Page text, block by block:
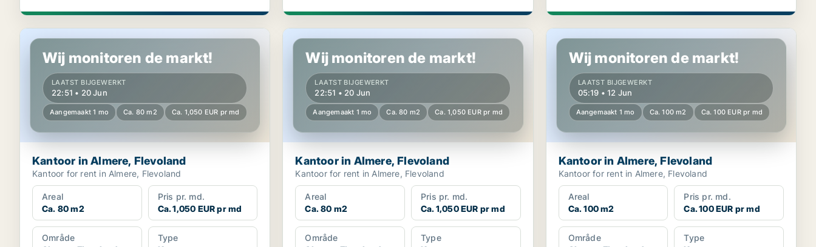
Kantoor in Almere, Flevoland
Wij monitoren de markt!
LAATST BIJGEWERKT
22:51 • 20 Jun
Aangemaakt 1 mo Ca. 80 m2 Ca. 1,050 EUR pr md
Kantoor in Almere, Flevoland
Kantoor for rent in Almere, Flevoland
Areal
Ca. 80 m2
Pris pr. md.
Ca. 1,050 EUR pr md
Område
Type
Kantoor in Almere, Flevoland
Wij monitoren de markt!
LAATST BIJGEWERKT
22:51 • 20 Jun
Aangemaakt 1 mo Ca. 80 m2 Ca. 1,050 EUR pr md
Kantoor in Almere, Flevoland
Kantoor for rent in Almere, Flevoland
Areal
Ca. 80 m2
Pris pr. md.
Ca. 1,050 EUR pr md
Område
Type
Kantoor in Almere, Flevoland
Wij monitoren de markt!
LAATST BIJGEWERKT
05:19 • 12 Jun
Aangemaakt 1 mo Ca. 100 m2 Ca. 100 EUR pr md
Kantoor in Almere, Flevoland
Kantoor for rent in Almere, Flevoland
Areal
Ca. 100 m2
Pris pr. md.
Ca. 100 EUR pr md
Område
Type